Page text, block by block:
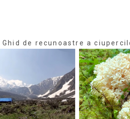
de recunoastre a